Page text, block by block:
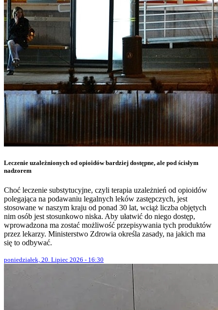
Leczenie uzależnionych od opioidów bardziej dostępne, ale pod ścisłym
nadzorem
Choć leczenie substytucyjne, czyli terapia uzależnień od opioidów
polegająca na podawaniu legalnych leków zastępczych, jest
stosowane w naszym kraju od ponad 30 lat, wciąż liczba objętych
nim osób jest stosunkowo niska. Aby ułatwić do niego dostęp,
wprowadzona ma zostać możliwość przepisywania tych produktów
przez lekarzy. Ministerstwo Zdrowia określa zasady, na jakich ma
się to odbywać.
poniedziałek, 20. Lipiec 2026 - 16:30